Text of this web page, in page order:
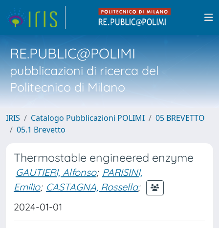
RE.PUBLIC@POLIMI
pubblicazioni di ricerca del
Politecnico di Milano
IRIS Catalogo Pubblicazioni POLIMI
05 BREVETTO
05.1 Brevetto
Thermostable engineered enzyme
GAUTIERI, Alfonso; PARISINI,
Emilio; CASTAGNA, Rossella;
2024-01-01